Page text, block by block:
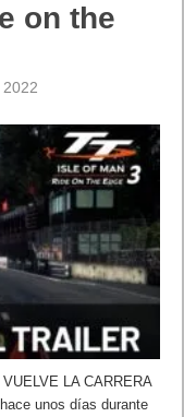
on the
LA CARRERA
unos días durante